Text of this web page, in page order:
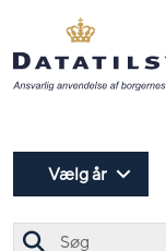
Vælg år